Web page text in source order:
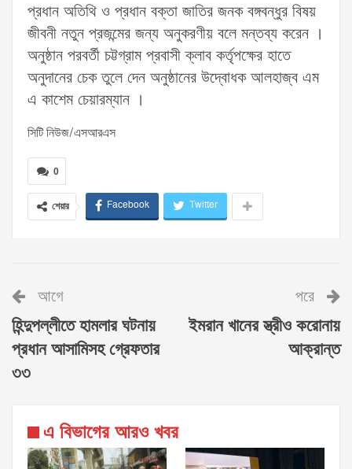
প্রধান অতিথি ও প্রধান বক্তা জাতির জনক বঙ্গবন্ধুর বিষয়
জীবনী নতুন প্রজন্মের জন্য অনুকরণীয় বলে মন্তব্য করেন ।
অনুষ্ঠান পরবর্তী চট্টগ্রাম প্রবাসী ক্লাব কর্তৃপক্ষের হাতে
অনুদানের চেক তুলে দেন অনুষ্ঠানের উদ্বোধক আলহাজ্ব এম
এ কাশেম চেয়ারম্যান ।
সিটি নিউজ/এসআরএস
0
শেয়ার Facebook Twitter
আগে
হিন্দুপল্লীতে হামলার ঘটনায়
প্রধান আসামিসহ গ্রেফতার
৩৩
পরে
ইমরান খানের স্ত্রীও করোনায়
আক্রান্ত
এ বিভাগের আরও খবর